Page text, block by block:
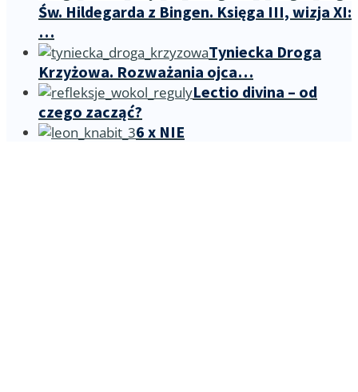
Św. Hildegarda z Bingen. Księga III, wizja XI:
…
Tyniecka Droga
Krzyżowa. Rozważania ojca…
Lectio divina – od
czego zacząć?
6 x NIE